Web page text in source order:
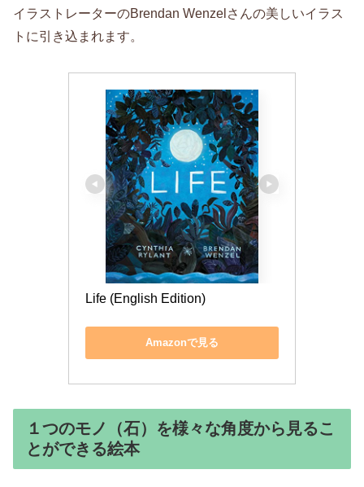
イラストレーターのBrendan Wenzelさんの美しいイラス
トに引き込まれます。
Life (English Edition)
Amazonで見る
１つのモノ（石）を様々な角度から見るこ
とができる絵本